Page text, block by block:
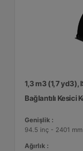
1,3 m3 (1,7 yd3),
Bağlantılı Kesici
Genişlik :
94.5 inç - 2401 mm
Ağırlık :